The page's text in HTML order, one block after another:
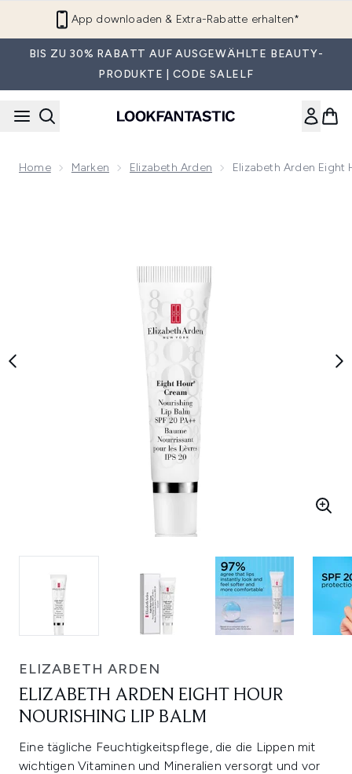
App downloaden & Extra-Rabatte erhalten*
BIS ZU 30% RABATT AUF AUSGEWÄHLTE BEAUTY-
PRODUKTE | CODE SALELF
Home Marken Elizabeth Arden Elizabeth Arden Eight
ELIZABETH ARDEN
ELIZABETH ARDEN EIGHT HOUR
NOURISHING LIP BALM
Eine tägliche Feuchtigkeitspflege, die die Lippen mit
wichtigen Vitaminen und Mineralien versorgt und vor